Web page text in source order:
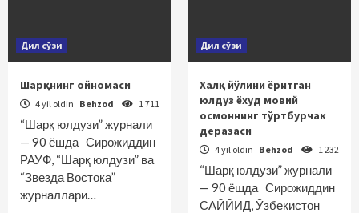
Дил сўзи
Шарқнинг ойномаси
4 yil oldin Behzod 1 711
“Шарқ юлдузи” журнали
— 90 ёшда Сирожиддин
РАУФ, “Шарқ юлдузи” ва
“Звезда Востока”
журналлари…
Дил сўзи
Халқ йўлини ёритган
юлдуз ёхуд мовий
осмоннинг тўртбурчак
деразаси
4 yil oldin Behzod 1 232
“Шарқ юлдузи” журнали
— 90 ёшда Сирожиддин
САЙЙИД, Ўзбекистон